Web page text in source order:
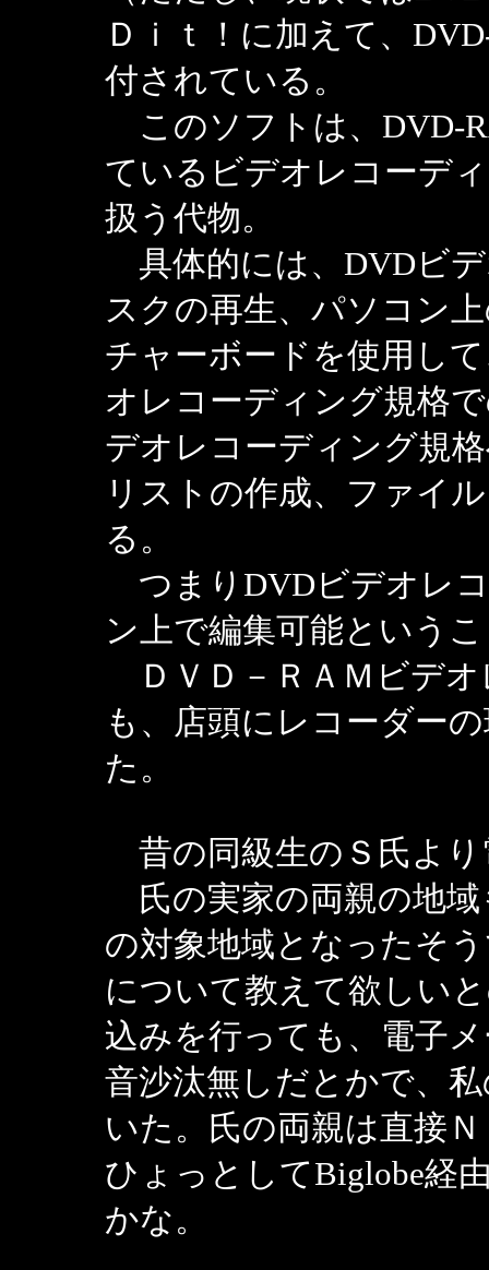
Ｄｉｔ！に加えて、
付されている。
このソフトは、DVD-
ているビデオレコーデ
扱う代物。
具体的には、DVDビ
スクの再生、パソコン
チャーボードを使用し
オレコーディング規格
デオレコーディング規
リストの作成、ファイ
る。
つまりDVDビデオレ
ン上で編集可能という
ＤＶＤ－ＲＡＭビデオ
も、店頭にレコーダー
た。
昔の同級生のＳ氏より
氏の実家の両親の地域
の対象地域となったそ
について教えて欲しい
込みを行っても、電子
音沙汰無しだとかで、
いた。氏の両親は直接
ひょっとしてBiglobe経
かな。